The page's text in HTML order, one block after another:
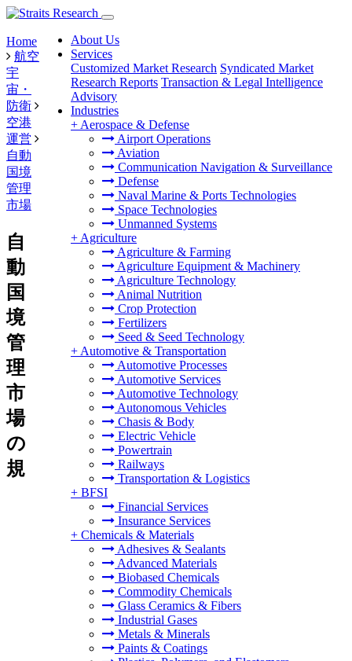
About Us
Services
Customized Market Research Syndicated Market
Research Reports Transaction & Legal Intelligence
Advisory
Industries
+ Aerospace & Defense
Airport Operations
Aviation
Communication Navigation & Surveillance
Defense
Naval Marine & Ports Technologies
Space Technologies
Unmanned Systems
+ Agriculture
Agriculture & Farming
Agriculture Equipment & Machinery
Agriculture Technology
Animal Nutrition
Crop Protection
Fertilizers
Seed & Seed Technology
+ Automotive & Transportation
Automotive Processes
Automotive Services
Automotive Technology
Autonomous Vehicles
Chasis & Body
Electric Vehicle
Powertrain
Railways
Transportation & Logistics
+ BFSI
Financial Services
Insurance Services
+ Chemicals & Materials
Adhesives & Sealants
Advanced Materials
Biobased Chemicals
Commodity Chemicals
Glass Ceramics & Fibers
Industrial Gases
Metals & Minerals
Paints & Coatings
Home
航空
宇
宙・
防衛
空港
運営
自動
国境
管理
市場
自
動
国
境
管
理
市
場
の
規